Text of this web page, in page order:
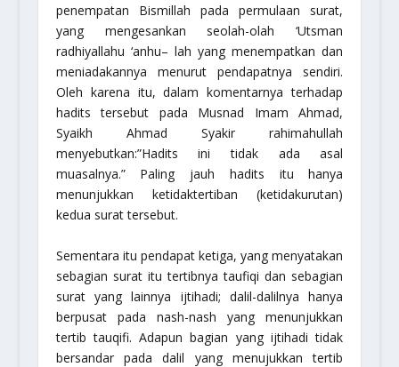
penempatan Bismillah pada permulaan surat,
yang mengesankan seolah-olah ‘Utsman
radhiyallahu ‘anhu– lah yang menempatkan dan
meniadakannya menurut pendapatnya sendiri.
Oleh karena itu, dalam komentarnya terhadap
hadits tersebut pada Musnad Imam Ahmad,
Syaikh Ahmad Syakirrahimahullah
menyebutkan:”Hadits ini tidak ada asal
muasalnya.”Paling jauh hadits itu hanya
menunjukkan ketidaktertiban (ketidakurutan)
kedua surat tersebut.
Sementara itu pendapat ketiga, yang menyatakan
sebagian surat itu tertibnya taufiqi dan sebagian
surat yang lainnya ijtihadi; dalil-dalilnya hanya
berpusat pada nash-nash yang menunjukkan
tertibtauqifi. Adapun bagian yang ijtihadi tidak
bersandar pada dalil yang menujukkan tertib